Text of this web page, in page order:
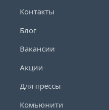
Контакты
Блог
Вакансии
Акции
Для прессы
Комьюнити